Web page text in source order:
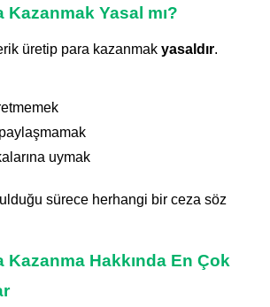
Kazanmak Yasal mı?
üretip para kazanmak yasaldır.
paylaşmamak
uymak
sürece herhangi bir ceza söz
Kazanma Hakkında En Çok